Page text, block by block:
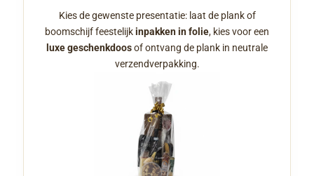
Kies de gewenste presentatie: laat de plank of
boomschijf feestelijkinpakken in folie, kies voor een
luxe geschenkdoosof ontvang de plank in neutrale
verzendverpakking.